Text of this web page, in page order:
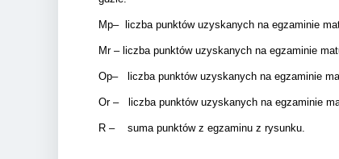
Mp– liczba punktów uzyskanych na egzaminie
Mr – liczba punktów uzyskanych na egzaminie
Op– liczba punktów uzyskanych na egzaminie
Or – liczba punktów uzyskanych na egzaminie
R – suma punktów z egzaminu z rysunku.